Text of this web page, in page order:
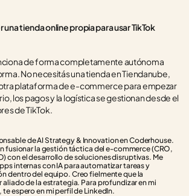
una tienda online propia para usar TikTok
de forma completamente autónoma
No necesitás una tienda en Tiendanube,
plataforma de e-commerce para empezar
los pagos y la logística se gestionan desde el
de TikTok.
de AI Strategy & Innovation en Coderhouse.
fusionar la gestión táctica del e-commerce (CRO,
con el desarrollo de soluciones disruptivas. Me
internas con IA para automatizar tareas y
dentro del equipo. Creo fielmente que la
de la estrategia. Para profundizar en mi
espero en mi perfil de LinkedIn.